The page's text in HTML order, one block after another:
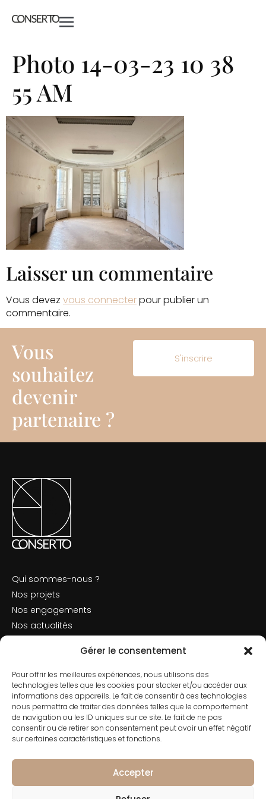
Gérer le consentement
Pour offrir les meilleures expériences, nous utilisons des
technologies telles que les cookies pour stocker et/ou accéder aux
informations des appareils. Le fait de consentir à ces technologies
nous permettra de traiter des données telles que le comportement
de navigation ou les ID uniques sur ce site. Le fait de ne pas
consentir ou de retirer son consentement peut avoir un effet négatif
sur certaines caractéristiques et fonctions.
Accepter
Photo 14-03-23 10 38
55 AM
Laisser un commentaire
Vous devez vous connecterpour publier un
commentaire.
Vous
souhaitez
devenir
partenaire ?
S'inscrire
Qui sommes-nous ?
Nos projets
Nos engagements
Nos actualités
Politique de cookies
Nous contacter
Contact
01 42 66 50 70
182 Rue de Rivoli, 75001 Paris